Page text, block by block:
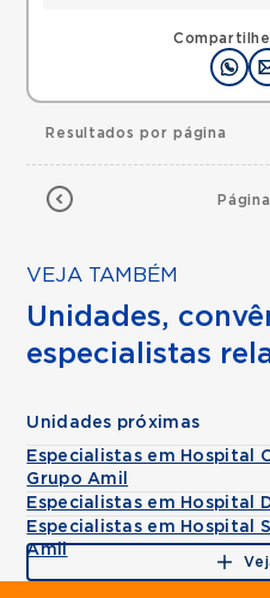
Resultados por página
VEJA TAMBÉM
Unidades,
especialistas
Unidades próximas
Especialistas em Hospital
Grupo Amil
Especialistas em Hospital
Especialistas em Hospital
Amil